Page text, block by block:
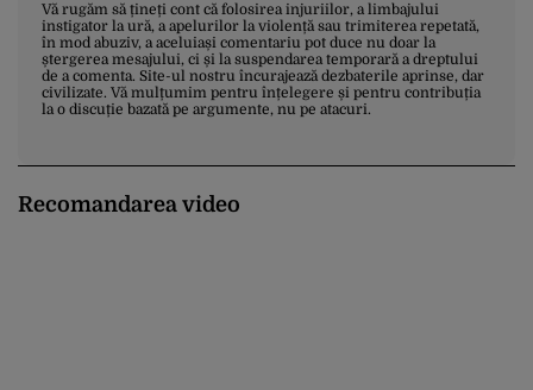
Vă rugăm să țineți cont că folosirea injuriilor, a limbajului
instigator la ură, a apelurilor la violență sau trimiterea repetată,
în mod abuziv, a aceluiași comentariu pot duce nu doar la
ștergerea mesajului, ci și la suspendarea temporară a dreptului
de a comenta. Site-ul nostru încurajează dezbaterile aprinse, dar
civilizate. Vă mulțumim pentru înțelegere și pentru contribuția
la o discuție bazată pe argumente, nu pe atacuri.
Recomandarea video